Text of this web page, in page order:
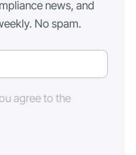
news, and
No spam.
agree to the